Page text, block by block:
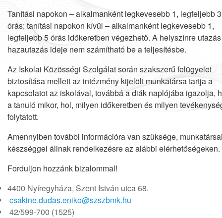
Tanítási napokon – alkalmanként legkevesebb 1, legfeljebb 3
órás; tanítási napokon kívül – alkalmanként legkevesebb 1,
legfeljebb 5 órás időkeretben végezhető. A helyszínre
hazautazás ideje nem számítható be a teljesítésbe.
Az Iskolai Közösségi Szolgálat során szakszerű felügyelet
biztosítása mellett az intézmény kijelölt munkatársa tartja a
kapcsolatot az iskolával, továbbá a diák naplójába igazolja,
a tanuló mikor, hol, milyen időkeretben és milyen
folytatott.
Amennyiben további információra van szüksége,
készséggel állnak rendelkezésre az alábbi elérhetőségeken.
Forduljon hozzánk bizalommal!
4400 Nyíregyháza, Szent István utca 68.
csakine.dudas.eniko@szszbmk.hu
42/599-700 (1525)